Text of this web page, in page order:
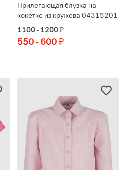
Прилегающая блузка на
кокетке из кружева 04315201
1100 - 1200₽
550 - 600₽